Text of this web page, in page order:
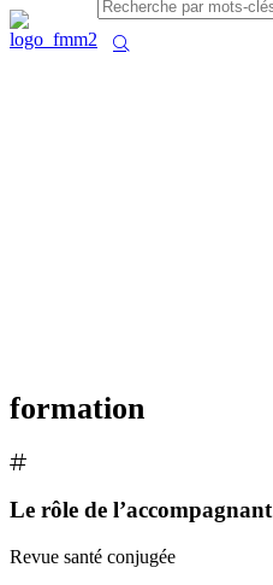
formation
Le rôle de l’accompagnant
Revue santé conjugée